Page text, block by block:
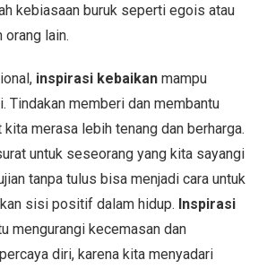
kebiasaan buruk seperti egois atau
orang lain.
inspirasi kebaikan mampu
Tindakan memberi dan membantu
merasa lebih tenang dan berharga.
untuk seseorang yang kita sayangi
tanpa tulus bisa menjadi cara untuk
sisi positif dalam hidup. Inspirasi
mengurangi kecemasan dan
diri, karena kita menyadari